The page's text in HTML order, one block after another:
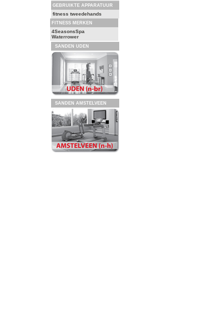
GEBRUIKTE APPARATUUR
fitness tweedehands
FITNESS MERKEN
4SeasonsSpa
Waterrower
SANDEN UDEN
SANDEN AMSTELVEEN